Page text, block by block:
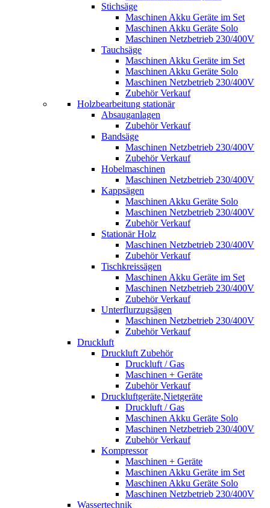
Stichsäge
Maschinen Akku Geräte im Set
Maschinen Akku Geräte Solo
Maschinen Netzbetrieb 230/400V
Tauchsäge
Maschinen Akku Geräte im Set
Maschinen Akku Geräte Solo
Maschinen Netzbetrieb 230/400V
Zubehör Verkauf
Holzbearbeitung stationär
Absauganlagen
Zubehör Verkauf
Bandsäge
Maschinen Netzbetrieb 230/400V
Zubehör Verkauf
Hobelmaschinen
Maschinen Netzbetrieb 230/400V
Kappsägen
Maschinen Akku Geräte Solo
Maschinen Netzbetrieb 230/400V
Zubehör Verkauf
Stationär Holz
Maschinen Netzbetrieb 230/400V
Zubehör Verkauf
Tischkreissägen
Maschinen Akku Geräte im Set
Maschinen Netzbetrieb 230/400V
Zubehör Verkauf
Unterflurzugsägen
Maschinen Netzbetrieb 230/400V
Zubehör Verkauf
Druckluft
Druckluft Zubehör
Druckluft / Gas
Maschinen + Geräte
Zubehör Verkauf
Druckluftgeräte,Nietgeräte
Druckluft / Gas
Maschinen Akku Geräte Solo
Maschinen Netzbetrieb 230/400V
Zubehör Verkauf
Kompressor
Maschinen + Geräte
Maschinen Akku Geräte im Set
Maschinen Akku Geräte Solo
Maschinen Netzbetrieb 230/400V
Wassertechnik